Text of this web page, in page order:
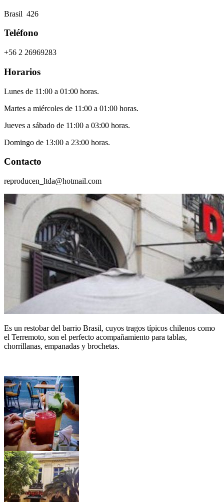
Brasil 426
Teléfono
+56 2 26969283
Horarios
Lunes de 11:00 a 01:00 horas.
Martes a miércoles de 11:00 a 01:00 horas.
Jueves a sábado de 11:00 a 03:00 horas.
Domingo de 13:00 a 23:00 horas.
Contacto
reproducen_ltda@hotmail.com
Es un restobar del barrio Brasil, cuyos tragos típicos chilenos como
el Terremoto, son el perfecto acompañamiento para tablas,
chorrillanas, empanadas y brochetas.